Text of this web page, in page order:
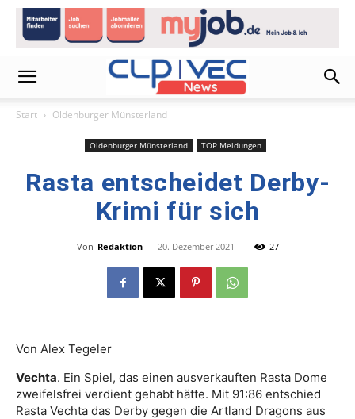
Start Oldenburger Münsterland
Oldenburger Münsterland TOP Meldungen
Rasta entscheidet Derby-
Krimi für sich
Von Redaktion - 20. Dezember 2021 27
Von Alex Tegeler
Vechta. Ein Spiel, das einen ausverkauften Rasta Dome
zweifelsfrei verdient gehabt hätte. Mit 91:86 entschied
Rasta Vechta das Derby gegen die Artland Dragons aus